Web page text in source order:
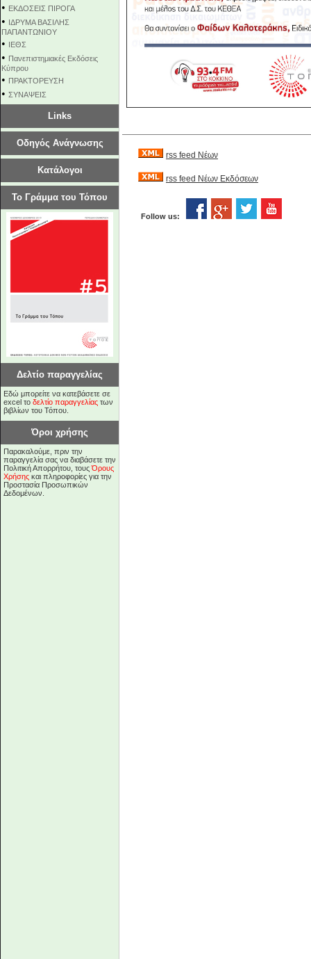
• ΕΚΔΟΣΕΙΣ ΠΙΡΟΓΑ
• ΙΔΡΥΜΑ ΒΑΣΙΛΗΣ
ΠΑΠΑΝΤΩΝΙΟΥ
• ΙΕΘΣ
• Πανεπιστημιακές Εκδόσεις
Κύπρου
• ΠΡΑΚΤΟΡΕΥΣΗ
• ΣΥΝΑΨΕΙΣ
Links
Οδηγός Ανάγνωσης
Κατάλογοι
Το Γράμμα του Τόπου
Δελτίο παραγγελίας
Εδώ μπορείτε να κατεβάσετε σε
excel το δελτίο παραγγελίας των
βιβλίων του Τόπου.
Όροι χρήσης
Παρακαλούμε, πριν την
παραγγελία σας να διαβάσετε την
Πολιτική Απορρήτου, τουςΌρους
Χρήσης και πληροφορίες για την
Προστασία Προσωπικών
Δεδομένων.
rss feed Νέων
rss feed Νέων Εκδόσεων
Follow us: